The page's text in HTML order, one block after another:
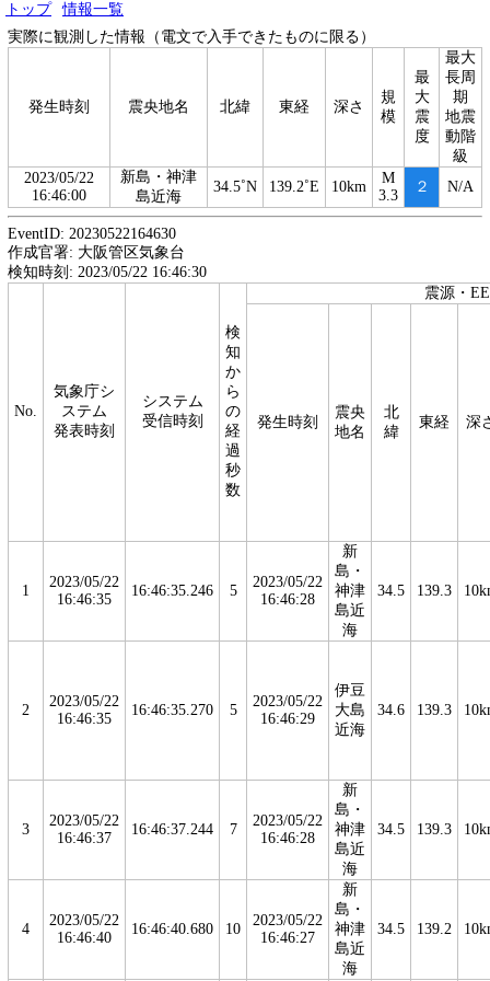
トップ
情報一覧
実際に観測した情報（電文で入手できたものに限る）
発生時刻 震央地名 北緯 東経 深さ
規
模
最
大
震
度
最大
長周
期
地震
動階
級
2023/05/22
16:46:00
新島・神津
島近海
34.5˚N 139.2˚E 10km
M
3.3
２ N/A
EventID: 20230522164630
作成官署: 大阪管区気象台
検知時刻: 2023/05/22 16:46:30
No.
気象庁シ
ステム
発表時刻
システム
受信時刻
検
知
か
ら
の
経
過
秒
数
震源・
発生時刻
震央
地名
北
緯
東経 深
1
2023/05/22
16:46:35
16:46:35.246 5
2023/05/22
16:46:28
新
島・
神津
島近
海
34.5 139.3
2
2023/05/22
16:46:35
16:46:35.270 5
2023/05/22
16:46:29
伊豆
大島
近海
34.6 139.3
3
2023/05/22
16:46:37
16:46:37.244 7
2023/05/22
16:46:28
新
島・
神津
島近
海
34.5 139.3
4
2023/05/22
16:46:40
16:46:40.680 10
2023/05/22
16:46:27
新
島・
神津
島近
海
34.5 139.2